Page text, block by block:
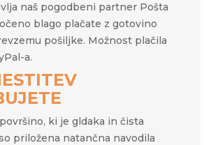
naš pogodbeni partner Pošta
blago plačate z gotovino
pošiljke. Možnost plačila
a.
ki je gldaka in čista
priložena natančna navodila